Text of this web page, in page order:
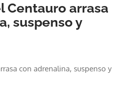
Centauro arrasa
suspenso y
con adrenalina, suspenso y